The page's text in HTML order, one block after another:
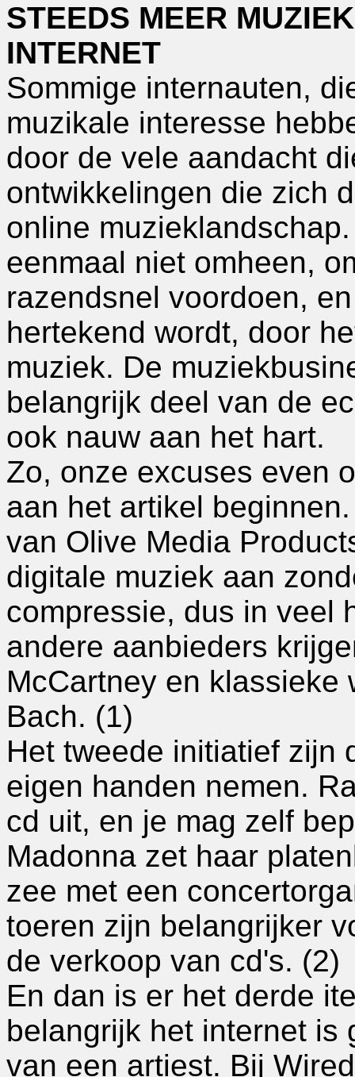
STEEDS MEER
INTERNET
Sommige internauten,
muzikale interesse
door de vele aandacht
ontwikkelingen die zich
online
eenmaal niet omheen,
razendsnel voordoen,
hertekend wordt, door
muziek. De
belangrijk deel van de
ook nauw aan het hart.
Zo, onze excuses even
aan het artikel
van Olive Media
digitale muziek aan
compressie, dus in veel
andere aanbieders
McCartney en klassieke
Bach. (1)
Het tweede initiatief zijn
eigen handen nemen.
cd uit, en je mag zelf
Madonna zet haar
zee met een
toeren zijn belangrijker
de verkoop van cd's. (2)
En dan is er het derde
belangrijk het internet is
van een artiest. Bij